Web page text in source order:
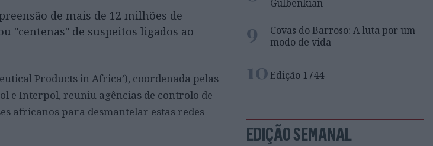
de mais de 12 milhões de
"centenas" de suspeitos ligados ao
Products in Africa’), coordenada pelas
e Interpol, reuniu agências de controlo de
africanos para desmantelar estas redes
Gulbenkian
9
Covas do Barroso: A luta por um
modo de vida
10Edição 1744
EDIÇÃO SEMANAL